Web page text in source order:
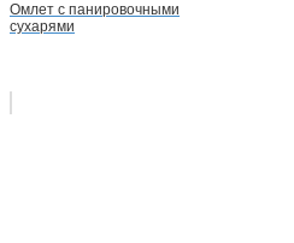
Омлет с панировочными
сухарями